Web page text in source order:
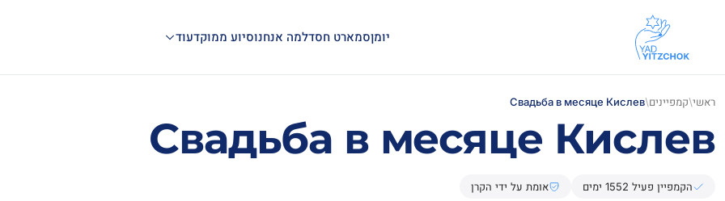
יומןסמארט חסדלמה אנחנוסיוע ממוקדעוד
ראשי/קמפיינים/
Свадьба в месяце Кислев
Свадьба в месяце Кислев
הקמפיין פעיל 1552 ימים אומת על ידי הקרן